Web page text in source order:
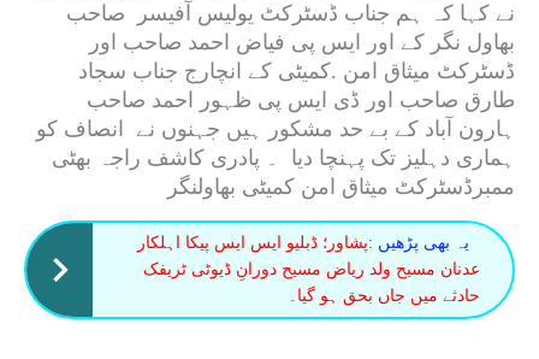
نے کہا کہ ہم جناب ڈسٹرکٹ یولیس آفیسر صاحب
بھاول نگر کے اور ایس پی فیاض احمد صاحب اور
ڈسٹرکٹ میثاق امن .کمیٹی کے انچارج جناب سجاد
طارق صاحب اور ڈی ایس پی ظہور احمد صاحب
ہارون آباد کے بے حد مشکور ہیں جہنوں نے انصاف کو
ہماری دہلیز تک پہنچا دیا ۔ پادری کاشف راجہ بھٹی
ممبرڈسٹرکٹ میثاق امن کمیٹی بھاولنگر
یہ بھی پڑھیں :پشاور؛ ڈبلیو ایس ایس پیکا اہلکار
عدنان مسیح ولد ریاض مسیح دورانِ ڈیوٹی ٹریفک
حادثے میں جاں بحق ہو گیا۔